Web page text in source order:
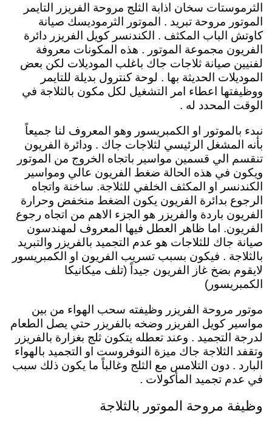
الثرموستات سخان اذابة الثلج مروحة الفريزر التايمر
الموتور مروحة تبريد . الموتور الثرموديسك صيانة
كاوتش الباب المكثف . الكندنسر كويل الفريزر دائرة
الفريون مجموعة الموتور . هذه المكونات معروفة
لفنيين صيانة ثلاجات جاك باغلب الموديلات لكن بعض
الموديلات الحديثة بها . لوحة كنترول بديلة للتايمر
ووظيفتها اعطاء امر التشغيل لكل مكون بالثلاجة في
الوقت المحدد له .
نبدء بالموتور او الكمبريسور وهو المعروف لنا جميعاً
بأنه المشغل الرئيسي لثلاجات جاك . ودائرة الفريون
تنقسم الي قسمين مواسير باتجاه الخروج من الموتور
ويكون في هذه الحالة ضغط الفريون عالي ومواسير
الكندنسر او المكثف الخلفي للثلاجة. ساخنة واتجاه
الرجوع بدائرة الفريون يكون الضغط منخفض وحرارة
الفريون باردة والفريزر هو الجزء الاهم من اتجاه رجوع
الفريون. اما ظاهر العطل فيها المعروف لمهندسون
صيانة جاك للثلاجات هو عدم التجميد بالفريزر والتبريد
بالثلاجة . فيكون بسبب تسريب الفريون او الكمبريسور
لايقوم بضخ غاز الفريون جيداً (تلف ميكانيكا
الكمبريسور)
موتور مروحة الفريزر وظيفته سحب الهواء من بين
مواسير كويل الفريزر وضخه بالفريزر حتي يصل الطعام
لدرجة التجميد . وعند تعطله يتكون ثلج بغزارة بالفريزر
وتقفد الثلاجة جاك ميزة النوفروست او التجميد بالهواء
البارد . دون التلامس مع الثلج وغالباً ما يكون ذلك سبب
في عدم تجميد المأكولات .
وظيفة مروحة الموتور بالثلاجة